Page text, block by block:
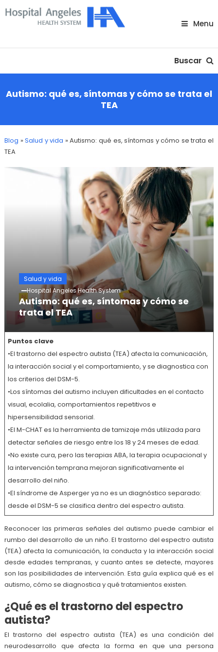
Skip
To
Menu
Buscar
Autismo: qué es, síntomas y cómo se trata el
TEA
Blog »Salud y vida »Autismo: qué es, síntomas y cómo se trata el
TEA
Salud y vida
Hospital Angeles Health System
Autismo: qué es, síntomas y cómo se
trata el TEA
Puntos clave
•El trastorno del espectro autista (TEA) afecta la comunicación,
la interacción social y el comportamiento, y se diagnostica con
los criterios del DSM-5.
•Los síntomas del autismo incluyen dificultades en el contacto
visual, ecolalia, comportamientos repetitivos e
hipersensibilidad sensorial.
•El M-CHAT es la herramienta de tamizaje más utilizada para
detectar señales de riesgo entre los 18 y 24 meses de edad.
•No existe cura, pero las terapias ABA, la terapia ocupacional y
la intervención temprana mejoran significativamente el
desarrollo del niño.
•El síndrome de Asperger ya no es un diagnóstico separado:
desde el DSM-5 se clasifica dentro del espectro autista.
Reconocer las primeras señales del autismo puede cambiar el
rumbo del desarrollo de un niño. El trastorno del espectro autista
(TEA) afecta la comunicación, la conducta y la interacción social
desde edades tempranas, y cuanto antes se detecte, mayores
son las posibilidades de intervención. Esta guía explica qué es el
autismo, cómo se diagnostica y qué tratamientos existen.
¿Qué es el trastorno del espectro
autista?
El trastorno del espectro autista (TEA) es una condición del
neurodesarrollo que afecta la forma en que una persona